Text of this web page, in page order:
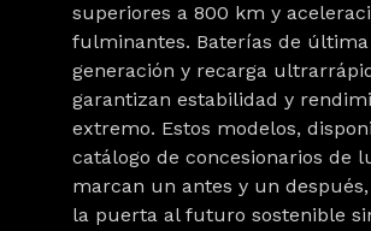
superiores a 800 km y
fulminantes. Baterías de última
generación y recarga
garantizan estabilidad y
extremo. Estos modelos,
catálogo de concesionarios de
marcan un antes y un
la puerta al futuro sostenible